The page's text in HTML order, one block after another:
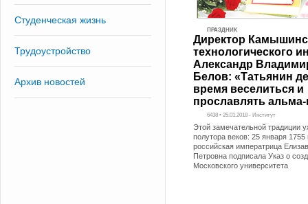
Студенческая жизнь
Трудоустройство
Архив новостей
ПРАЗДНИК
Директор
технологического
Александр
Белов: «Татьянин
время веселиться и
прославлять
6438 • 25.01.2018 - Институт
Этой замечательной традиции
полутора веков: 25 января 1755
российская императрица
Петровна подписала Указ о
Московского университета